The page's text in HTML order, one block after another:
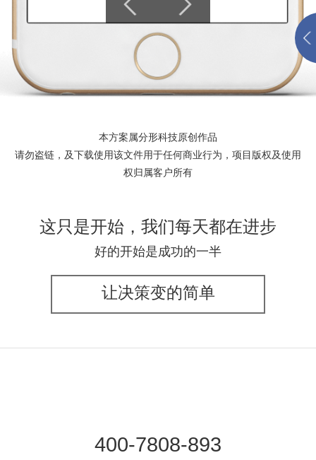
本方案属分形科技原创作品
请勿盗链，及下载使用该文件用于任何商业行为，项目版权及使用
权归属客户所有
这只是开始，我们每天都在进步
好的开始是成功的一半
让决策变的简单
400-7808-893